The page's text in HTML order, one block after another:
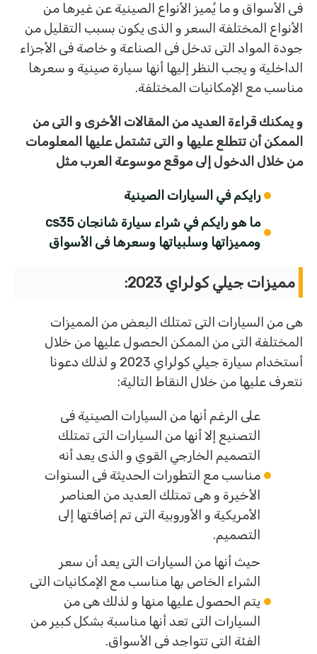
فى الأسواق و ما يُميز الأنواع الصينية عن غيرها من
الأنواع المختلفة السعر و الذى يكون بسبب التقليل من
جودة المواد التى تدخل فى الصناعة و خاصة فى الأجزاء
الداخلية و يجب النظر إليها أنها سيارة صينية و سعرها
مناسب مع الإمكانيات المختلفة.
و يمكنك قراءة العديد من المقالات الأخرى و التى من
الممكن أن تتطلع عليها و التى تشتمل عليها المعلومات
من خلال الدخول إلى موقع موسوعة العرب مثل
رايكم في السيارات الصينية
ما هو رايكم في شراء سيارة شانجان cs35
ومميزاتها وسلبياتها وسعرها فى الأسواق
مميزات جيلي كولراي 2023:
هى من السيارات التى تمتلك البعض من المميزات
المختلفة التى من الممكن الحصول عليها من خلال
أستخدام سيارة جيلي كولراي 2023 و لذلك دعونا
نتعرف عليها من خلال النقاط التالية:
على الرغم أنها من السيارات الصينية فى
التصنيع إلا أنها من السيارات التى تمتلك
التصميم الخارجي القوي و الذى يعد أنه
مناسب مع التطورات الحديثة فى السنوات
الأخيرة و هى تمتلك العديد من العناصر
الأمريكية و الأوروبية التى تم إضافتها إلى
التصميم.
حيث أنها من السيارات التى يعد أن سعر
الشراء الخاص بها مناسب مع الإمكانيات التى
يتم الحصول عليها منها و لذلك هى من
السيارات التى تعد أنها مناسبة بشكل كبير من
الفئة التى تتواجد فى الأسواق.